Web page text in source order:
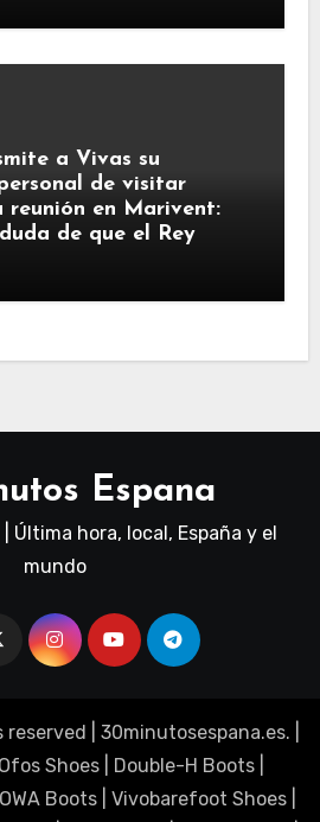
a Vivas su
de visitar
reunión en Marivent:
de que el Rey
Espana
Última hora, local, España y el
mundo
reserved 30minutosespana.es. |
Shoes Double-H Boots
Boots| Vivobarefoot Shoes|